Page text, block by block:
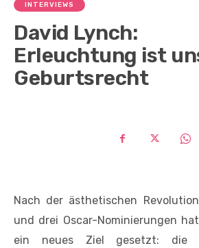
INTERVIEWS
David Lynch:
Erleuchtung ist
Geburtsrecht
Nach der ästhetischen
und drei Oscar-Nominierungen
ein neues Ziel gesetzt: die